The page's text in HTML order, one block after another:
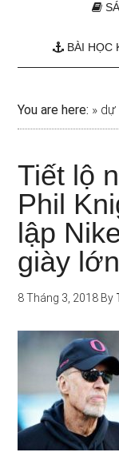
BÀI HỌC
You are here: » dự
Tiết lộ
Phil
lập
giày
8 Tháng 3, 2018 By